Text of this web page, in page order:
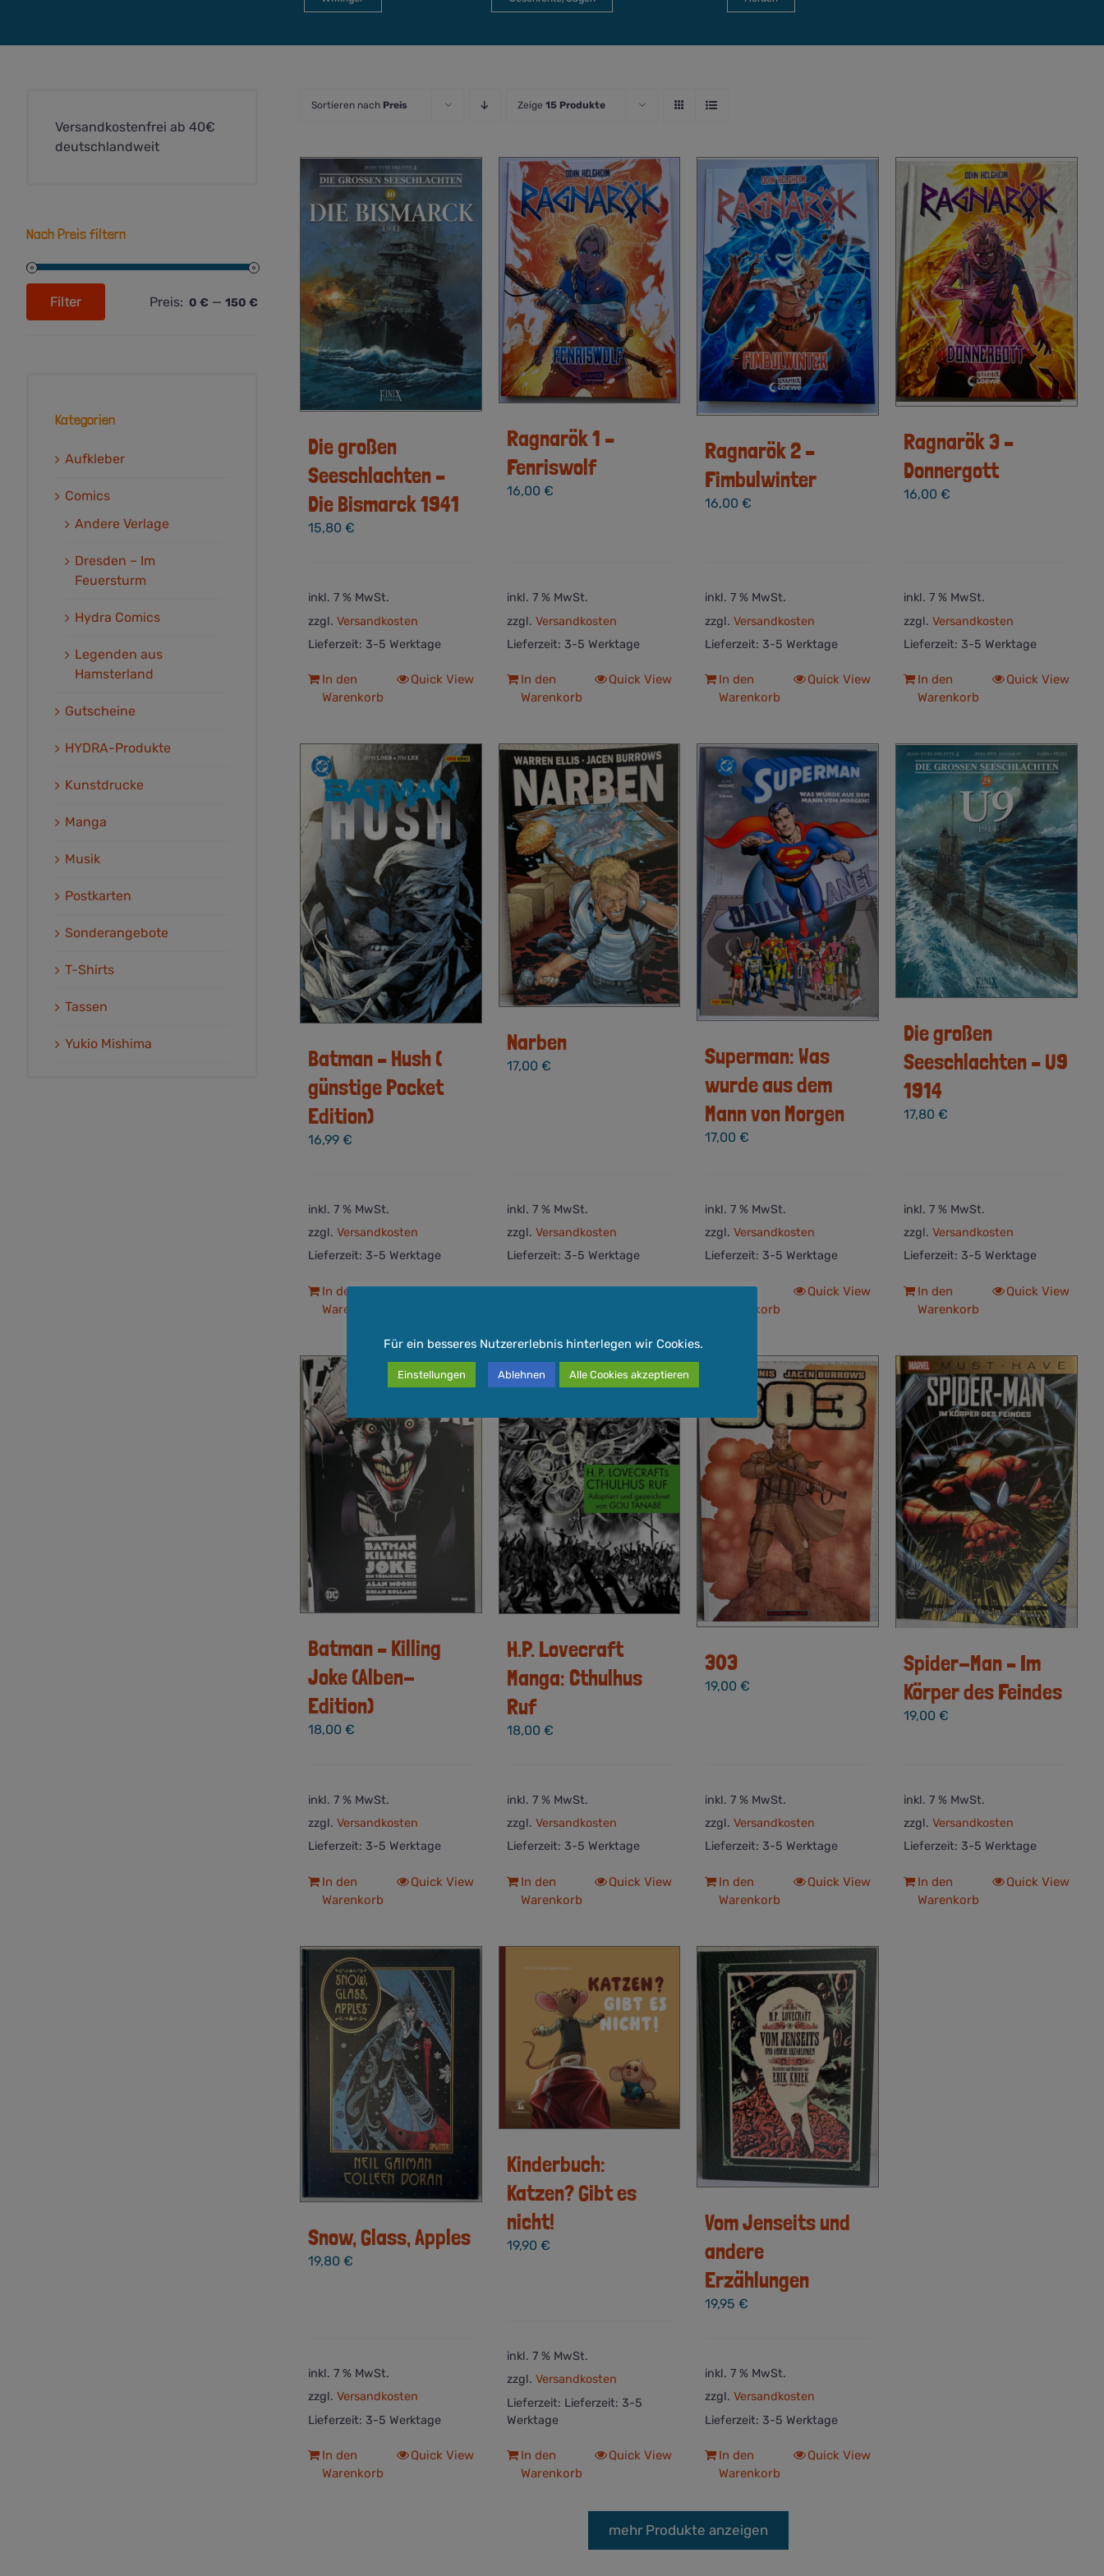
Sortieren nach Preis Zeige 15 Produkte
Die großen
Seeschlachten –
Die Bismarck 1941
15,80 €
inkl. 7 % MwSt.
zzgl. Versandkosten
Lieferzeit: 3-5 Werktage
In den
Warenkorb
Quick View
Ragnarök 1 –
Fenriswolf
16,00 €
inkl. 7 % MwSt.
zzgl. Versandkosten
Lieferzeit: 3-5 Werktage
In den
Warenkorb
Quick View
Ragnarök 2 –
Fimbulwinter
16,00€
inkl. 7 % MwSt.
zzgl.Versandkosten
Lieferzeit: 3-5 Werktage
In den
Warenkorb
Quick View
Ragnarök 3 –
Donnergott
16,00€
inkl. 7 % MwSt.
zzgl.Versandkosten
Lieferzeit: 3-5 Werktage
In den
Warenkorb
Quick View
Batman – Hush (
günstige Pocket
Edition)
16,99 €
inkl. 7 % MwSt.
zzgl. Versandkosten
Lieferzeit: 3-5 Werktage
In den
Warenkorb
Quick View
Narben
17,00 €
inkl. 7 % MwSt.
zzgl. Versandkosten
Lieferzeit: 3-5 Werktage
In den
Quick View
Superman: Was
wurde aus dem
Mann von Morgen
17,00€
inkl. 7 % MwSt.
zzgl.Versandkosten
Lieferzeit: 3-5 Werktage
In den
Warenkorb
Quick View
Die großen
Seeschlachten – U9
1914
17,80€
inkl. 7 % MwSt.
zzgl.Versandkosten
Lieferzeit: 3-5 Werktage
In den
Warenkorb
Quick View
Batman – Killing
Joke (Alben-
Edition)
18,00 €
inkl. 7 % MwSt.
zzgl. Versandkosten
Lieferzeit: 3-5 Werktage
In den
Warenkorb
Quick View
H.P. Lovecraft
Manga: Cthulhus
Ruf
18,00 €
inkl. 7 % MwSt.
zzgl. Versandkosten
Lieferzeit: 3-5 Werktage
In den
Warenkorb
Quick View
303
19,00€
inkl. 7 % MwSt.
zzgl.Versandkosten
Lieferzeit: 3-5 Werktage
In den
Warenkorb
Quick View
Spider-Man – Im
Körper des Feindes
19,00€
inkl. 7 % MwSt.
zzgl.Versandkosten
Lieferzeit: 3-5 Werktage
In den
Warenkorb
Quick View
Snow, Glass, Apples
19,80 €
inkl. 7 % MwSt.
zzgl. Versandkosten
Lieferzeit: 3-5 Werktage
In den
Warenkorb
Quick View
Kinderbuch:
Katzen? Gibt es
nicht!
19,90 €
inkl. 7 % MwSt.
zzgl. Versandkosten
Lieferzeit: Lieferzeit: 3-5
Werktage
In den
Warenkorb
Quick View
Vom Jenseits und
andere
Erzählungen
19,95€
inkl. 7 % MwSt.
zzgl.Versandkosten
Lieferzeit: 3-5 Werktage
In den
Warenkorb
Quick View
mehr Produkte anzeigen
Versandkostenfrei ab 40€
deutschlandweit
Nach Preis filtern
Max.
Filter Preis: 0 €— 150 €
Kategorien
Aufkleber
Comics
Andere Verlage
Dresden – Im
Feuersturm
Hydra Comics
Legenden aus
Hamsterland
Gutscheine
HYDRA-Produkte
Kunstdrucke
Manga
Musik
Postkarten
Sonderangebote
T-Shirts
Tassen
Yukio Mishima
Für ein besseres Nutzererlebnis hinterlegen wir Cookies.
Einstellungen Ablehnen Alle Cookies akzeptieren